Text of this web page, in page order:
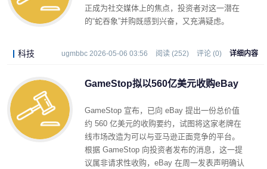
正成为社交媒体上的焦点，投资者对这一潜在
的“蛇吞象”并购既感到兴奋，又充满疑虑。
科技 ugmbbc 2026-05-06 03:56 阅读 (252) 评论 (0) 详细内容
GameStop拟以560亿美元收购eBay
GameStop 宣布，已向 eBay 提出一份总价值
约 560 亿美元的收购要约，试图将这家老牌在
线市场改造为可以与亚马逊正面竞争的平台。
根据 GameStop 向投资者发布的消息，这一提
议属非请求性收购，eBay 在周一发表声明确认